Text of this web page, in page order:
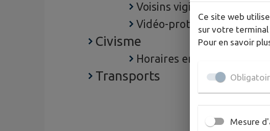
Voisins vigilants
Vidéo-protection
Civisme
Horaires engins bruyants
Transports
Ce site web
sur votre
Pour en savoir
Mesure